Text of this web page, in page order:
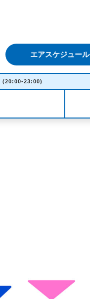
エアスケジュール
(20:00-23:00)